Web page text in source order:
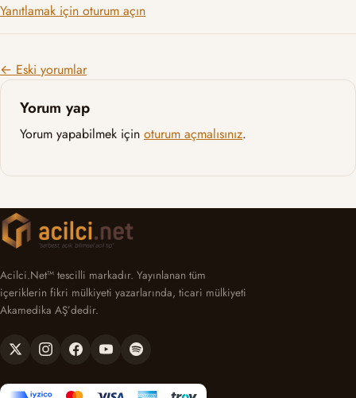
Yanıtlamak için oturum açın
Yorum gezinmesi
← Eski yorumlar
Yorum yap
Yorum yapabilmek için oturum açmalısınız.
Acilci.Net™ tescilli markadır. Yayınlanan tüm
içeriklerin fikri mülkiyeti yazarlarında, ticari mülkiyeti
Akamedika AŞ’dedir.